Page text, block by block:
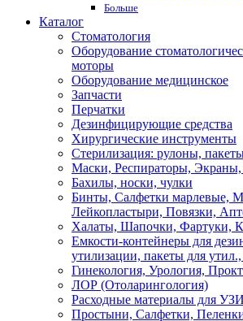
Больше
Каталог
Стоматология
Оборудование
моторы
Оборудование медицинское
Запчасти
Перчатки
Дезинфицирующие средства
Хирургические инструменты
Стерилизация: рулоны,
Маски, Респираторы,
Бахилы, носки, чулки
Бинты, Салфетки марлевые,
Лейкопластыри, Повязки,
Халаты, Шапочки, Фартуки,
Емкости-контейнеры для
утилизации, пакеты для
Гинекология, Урология,
ЛОР (Отоларингология)
Расходные материалы для
Простыни, Салфетки,